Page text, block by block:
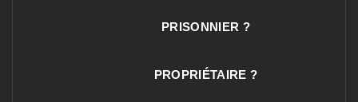
PRISONNIER ?
PROPRIÉTAIRE ?